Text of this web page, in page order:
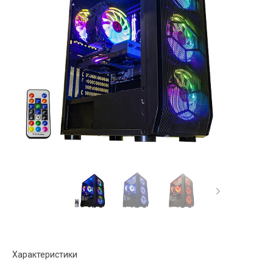
Характеристики